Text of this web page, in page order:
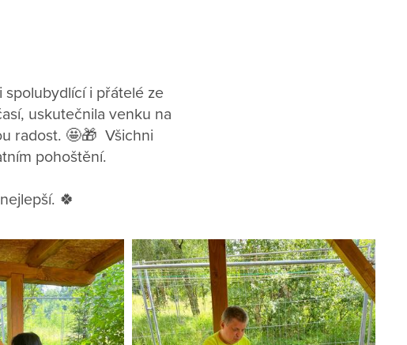
spolubydlící i přátelé ze
uskutečnila venku na
radost. 🤩🎁 Všichni
pohoštění.
🍀